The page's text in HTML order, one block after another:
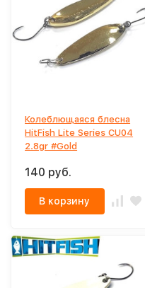
Колеблющаяся блесна
HitFish Lite Series CU04
2.8gr #Gold
140 руб.
В корзину